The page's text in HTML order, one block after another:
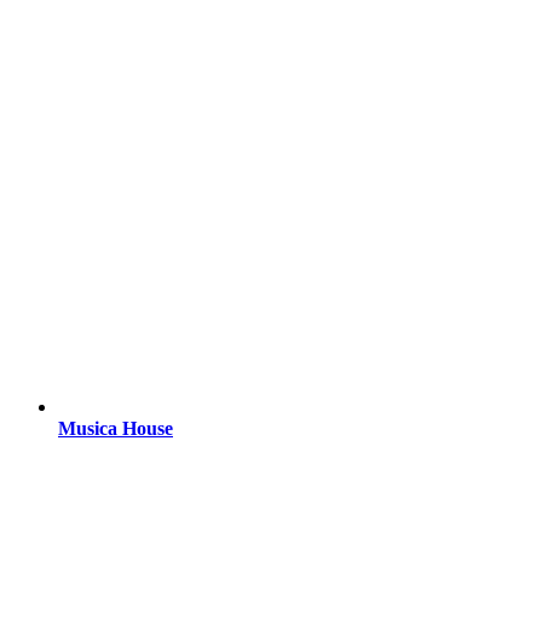
Musica House